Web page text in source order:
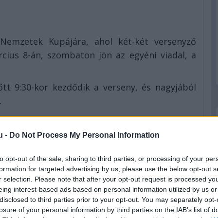
- Do Not Process My Personal Information
opt-out of the sale, sharing to third parties, or processing of your
for targeted advertising by us, please use the below opt-out
selection. Please note that after your opt-out request is processed
interest-based ads based on personal information utilized by us
to third parties prior to your opt-out. You may separately
of your personal information by third parties on the IAB’s list of
Kupájára, ahol két-két versenyző
8-án, szombaton jön az egyéni viadal, a
9:30-kor kezdődik a verseny, és nagyjából
a Bajnokok Tornájáról, ez idén sincs
IDE KATTINTVA, valamint vélhetőleg a
csatornáján lehet majd élőben követni az